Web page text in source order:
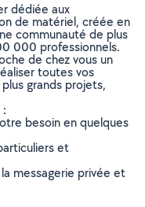
dédiée aux
de matériel, créée en
communauté de plus
000 professionnels.
de chez vous un
toutes vos
grands projets,
besoin en quelques
et
messagerie privée et